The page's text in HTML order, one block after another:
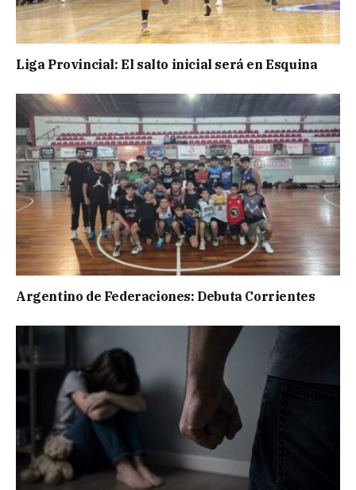
Liga Provincial: El salto inicial será en Esquina
Argentino de Federaciones: Debuta Corrientes